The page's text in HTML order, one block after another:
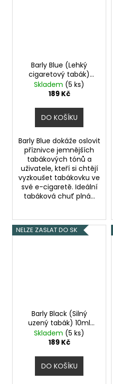
Barly Blue (Lehký
cigaretový tabák)
10ml 12mg
Skladem (5 ks)
189 Kč
DO KOŠÍKU
Barly Blue dokáže oslovit
příznivce jemnějších
tabákových tónů a
uživatele, kteří si chtějí
vyzkoušet tabákovku ve
své e-cigaretě. Ideální
tabáková chuť plná...
NELZE ZASLAT DO SK
Barly Black (Silný
uzený tabák) 10ml
6mg
Skladem (5 ks)
189 Kč
DO KOŠÍKU